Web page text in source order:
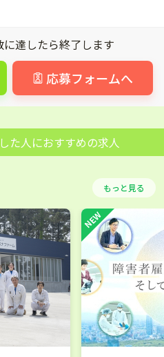
達したら終了します
応募フォームへ
た人におすすめの求人
もっと見る